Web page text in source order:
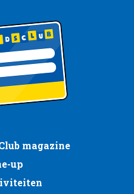
magazine
up